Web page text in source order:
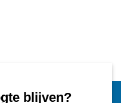
blijven?